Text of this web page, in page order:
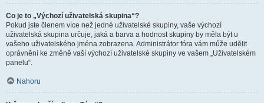
Co je to „Výchozí uživatelská skupina“?
Pokud jste členem více než jedné uživatelské skupiny, vaše výchozí
uživatelská skupina určuje, jaká a barva a hodnost skupiny by měla být u
vašeho uživatelského jména zobrazena. Administrátor fóra vám může udělit
oprávnění ke změně vaší výchozí uživatelské skupiny ve vašem „Uživatelském
panelu“.
Nahoru